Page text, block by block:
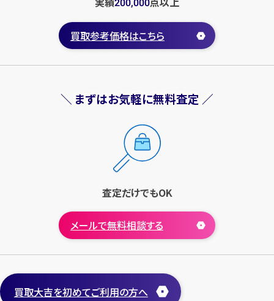
200,000
買取参考価格はこちら
＼ まずはお気軽に無料査定 ／
査定だけでもOK
メールで無料相談する
買取大吉を初めてご利用の方へ